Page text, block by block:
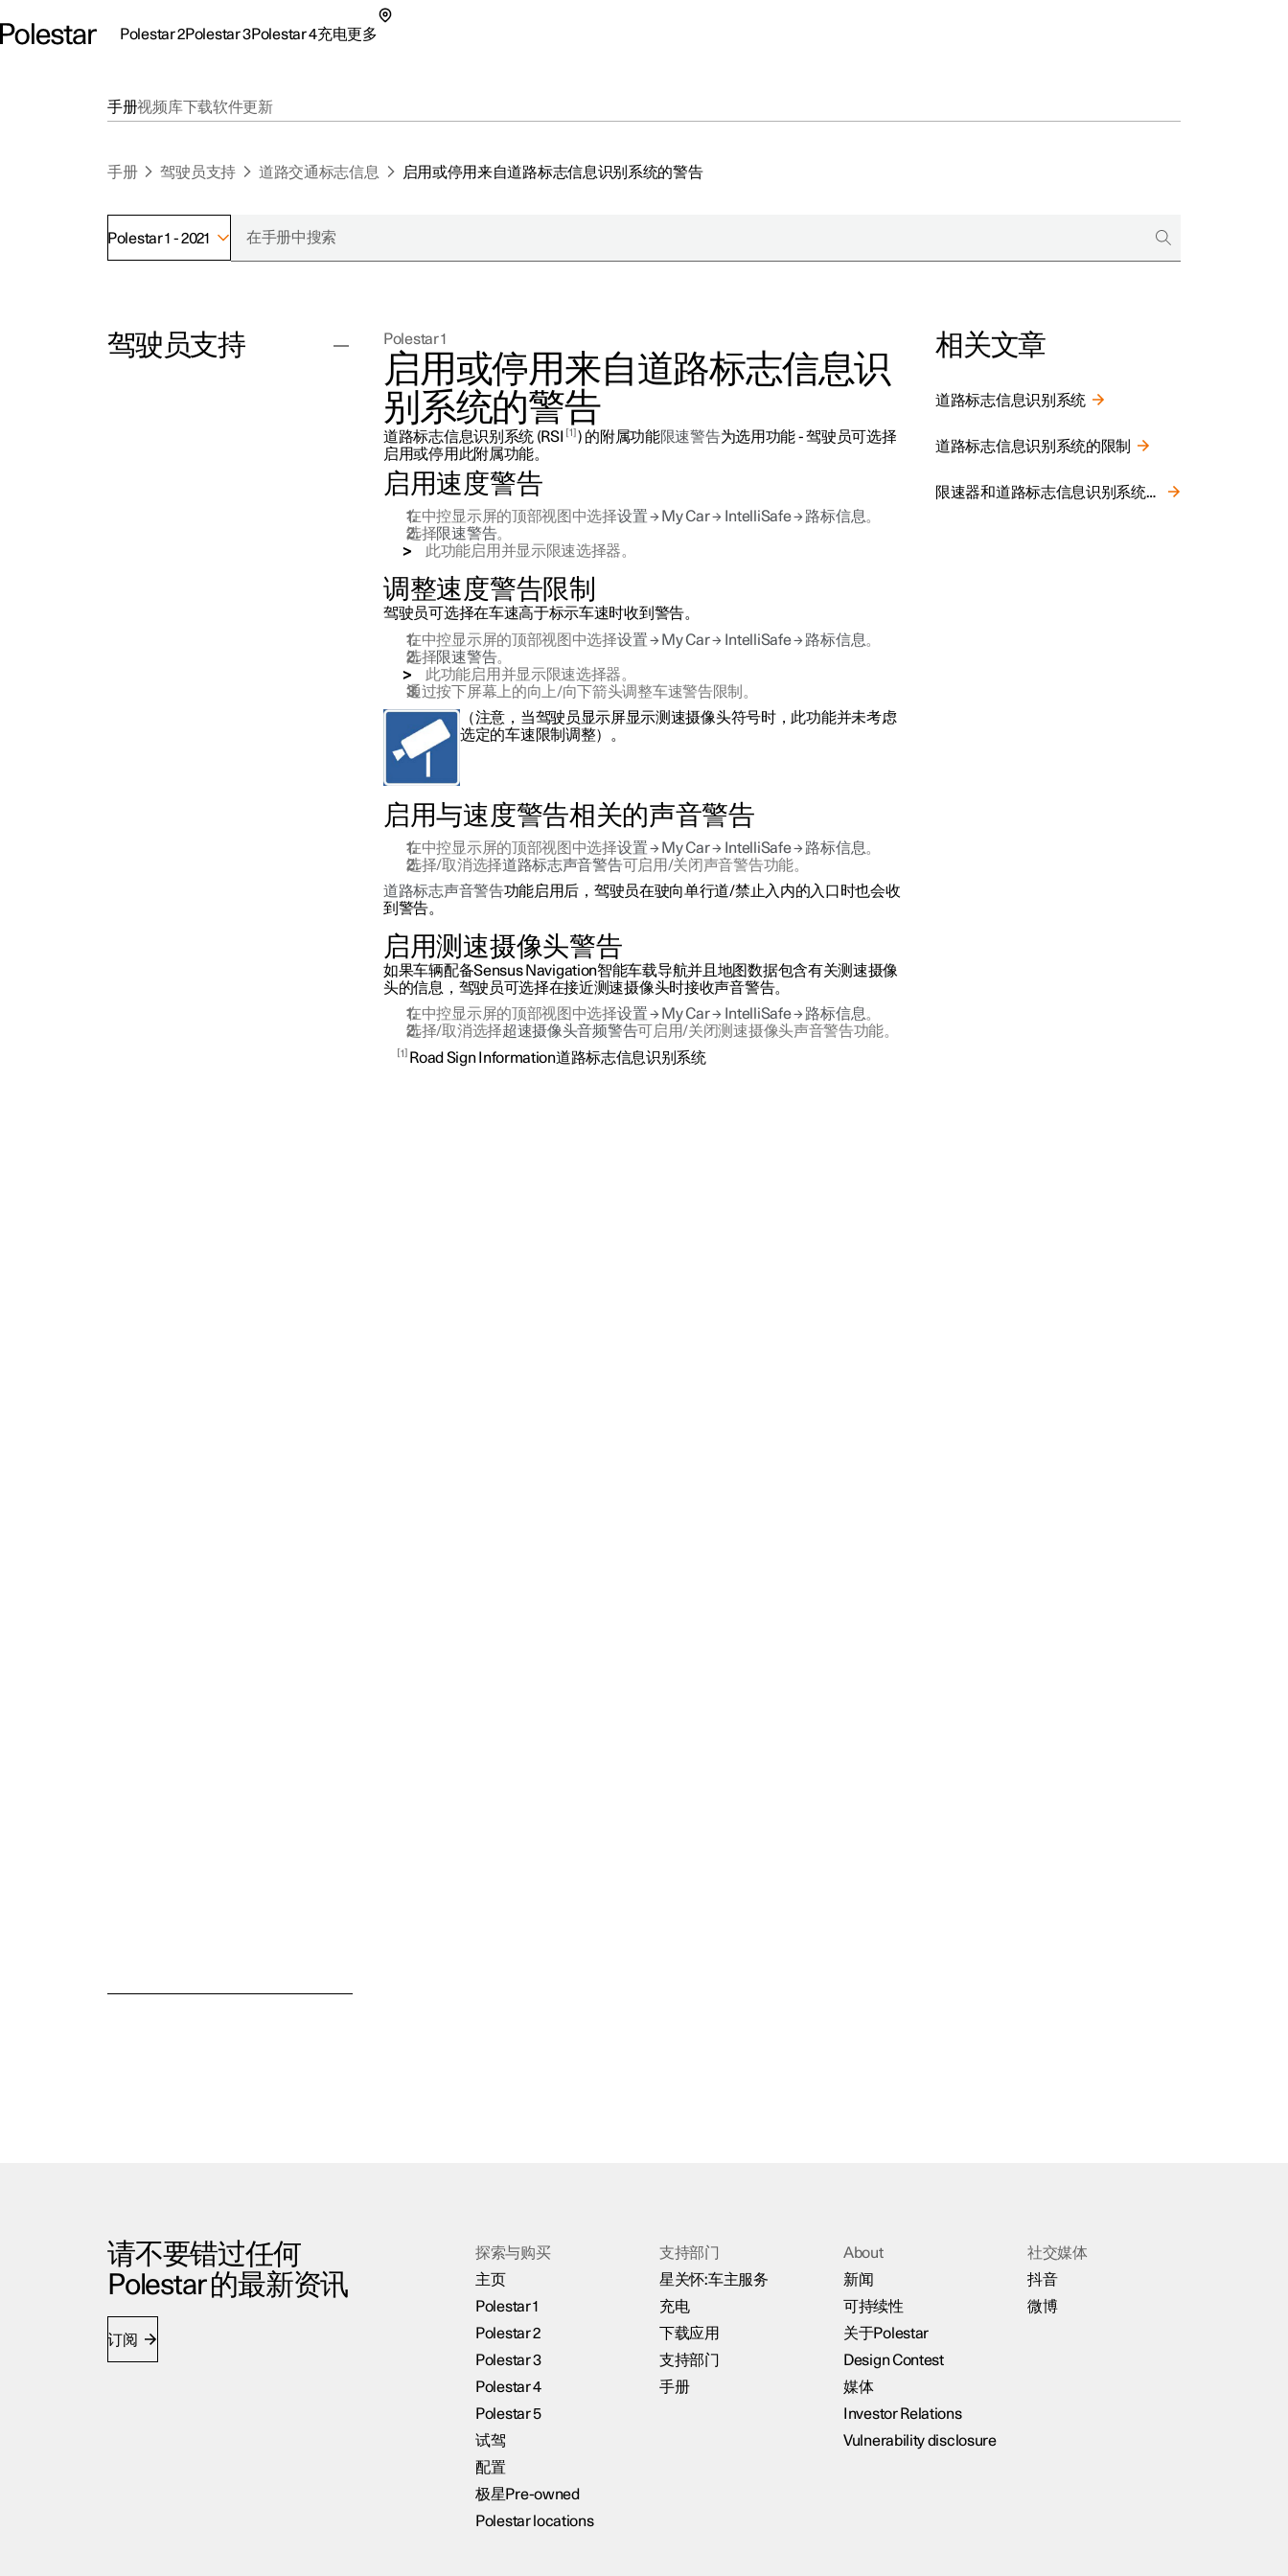
Polestar 2Polestar 3Polestar 4充电更多
联系我们
探索Polestar 3
公共充电
车主服务
新闻
注册新闻简报
（在新窗口中打开）
手册视频库下载软件更新
手册 驾驶员支持 道路交通标志信息 启用或停用来自道路标志信息识别系统的警告
Polestar 1 - 2021
驾驶员支持 Polestar 1
启用或停用来自道路标志信息识
别系统的警告
道路标志信息识别系统 (RSI 1 ) 的附属功能限速警告为选用功能 - 驾驶员可选择
启用或停用此附属功能。
启用速度警告
在中控显示屏的顶部视图中选择设置→ My Car→ IntelliSafe→路标信息。
选择限速警告。
此功能启用并显示限速选择器。
调整速度警告限制
驾驶员可选择在车速高于标示车速时收到警告。
在中控显示屏的顶部视图中选择设置→My Car→ IntelliSafe→路标信息。
选择限速警告。
此功能启用并显示限速选择器。
通过按下屏幕上的向上/向下箭头调整车速警告限制。
（注意，当驾驶员显示屏显示测速摄像头符号时，此功能并未考虑
选定的车速限制调整）。
启用与速度警告相关的声音警告
在中控显示屏的顶部视图中选择设置→ My Car→ IntelliSafe→路标信息。
选择/取消选择道路标志声音警告可启用/关闭声音警告功能。
道路标志声音警告功能启用后，驾驶员在驶向单行道/禁止入内的入口时也会收
到警告。
启用测速摄像头警告
如果车辆配备Sensus Navigation智能车载导航并且地图数据包含有关测速摄像
头的信息，驾驶员可选择在接近测速摄像头时接收声音警告。
在中控显示屏的顶部视图中选择设置→ My Car→ IntelliSafe→路标信息。
选择/取消选择超速摄像头音频警告可启用/关闭测速摄像头声音警告功能。
1 Road Sign Information道路标志信息识别系统
相关文章
道路标志信息识别系统
道路标志信息识别系统的限制
限速器和道路标志信息识别系统测速摄像头的警告
请不要错过任何
Polestar 的最新资讯
订阅
探索与购买
主页
Polestar 1
Polestar 2
Polestar 3
Polestar 4
Polestar 5
试驾
配置
极星Pre-owned
Polestar locations
支持部门
星关怀:车主服务
充电
下载应用
支持部门
手册
About
新闻
可持续性
关于Polestar
Design Contest
媒体
Investor Relations
Vulnerability disclosure
社交媒体
抖音
微博